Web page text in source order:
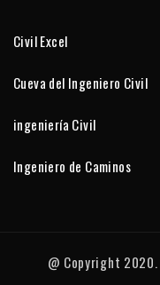
Civil Excel
Cueva del Ingeniero Civil
ingeniería Civil
Ingeniero de Caminos
@ Copyright 2020.